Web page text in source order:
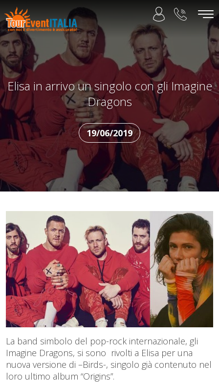
Elisa in arrivo un singolo con gli Imagine
Dragons
19/06/2019
La band simbolo del pop-rock internazionale, gli
Imagine Dragons, si sono rivolti a Elisa per una
nuova versione di –Birds-, singolo già contenuto nel
loro ultimo album “Origins”.